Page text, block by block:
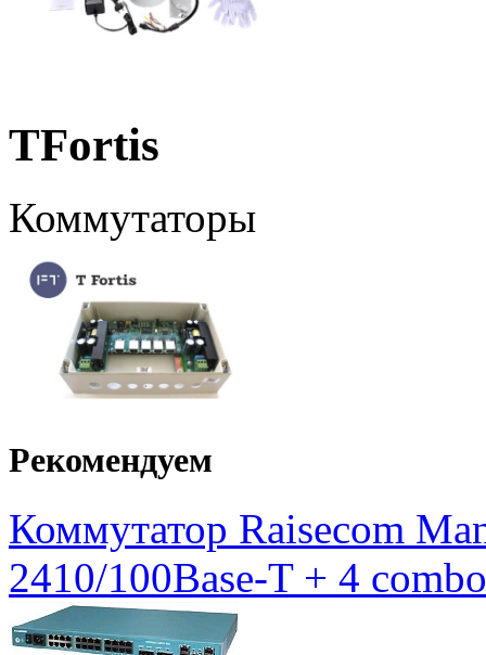
TFortis
Коммутаторы
Рекомендуем
Коммутатор Raisecom
2410/100Base-T + 4